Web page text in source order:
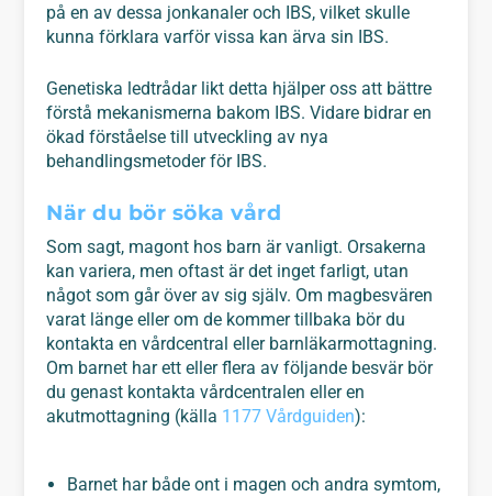
på en av dessa jonkanaler och IBS, vilket skulle
kunna förklara varför vissa kan ärva sin IBS.
Genetiska ledtrådar likt detta hjälper oss att bättre
förstå mekanismerna bakom IBS. Vidare bidrar en
ökad förståelse till utveckling av nya
behandlingsmetoder för IBS.
När du bör söka vård
Som sagt, magont hos barn är vanligt. Orsakerna
kan variera, men oftast är det inget farligt, utan
något som går över av sig själv. Om magbesvären
varat länge eller om de kommer tillbaka bör du
kontakta en vårdcentral eller barnläkarmottagning.
Om barnet har ett eller flera av följande besvär bör
du genast kontakta vårdcentralen eller en
akutmottagning (källa 1177 Vårdguiden):
Barnet har både ont i magen och andra symtom,